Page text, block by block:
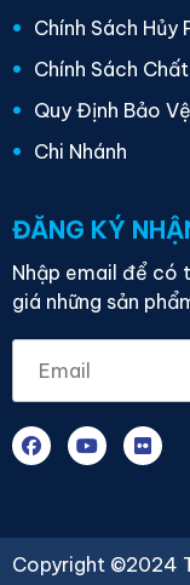
Chính Sách Hủy
Chính Sách
Quy Định Bảo Vệ
Chi Nhánh
ĐĂNG KÝ
Nhập email để có
giá những sản
Copyright ©2024